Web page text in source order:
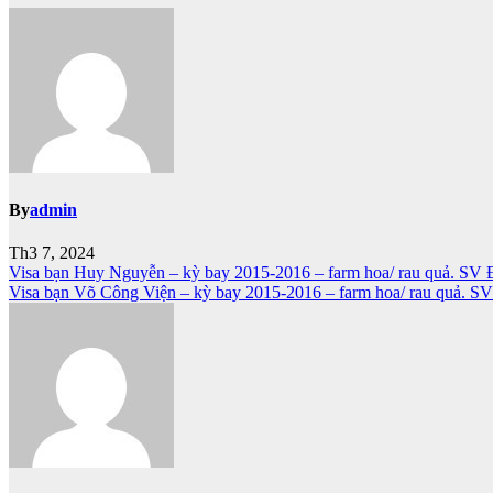
Byadmin
Th3 7, 2024
Điều
hướng
Visa bạn Huy Nguyễn – kỳ bay 2015-2016 – farm hoa/ rau quả.
Visa bạn Võ Công Viện – kỳ bay 2015-2016 – farm hoa/ rau quả.